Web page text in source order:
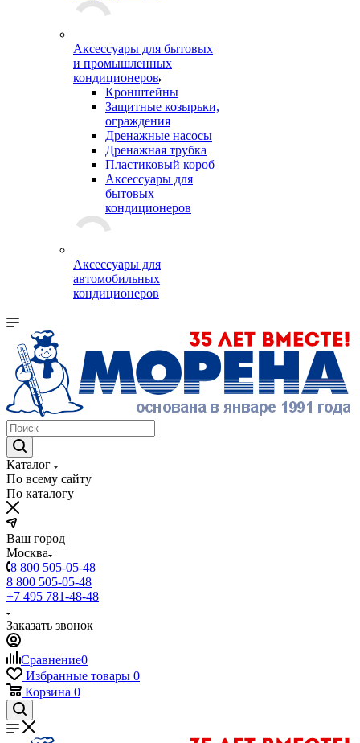
Аксессуары для бытовых
и промышленных
кондиционеров
Кронштейны
Защитные козырьки,
ограждения
Дренажные насосы
Дренажная трубка
Пластиковый короб
Аксессуары для
бытовых
кондиционеров
Аксессуары для
автомобильных
кондиционеров
Каталог
По всему сайту
По каталогу
Ваш город
Москва
8 800 505-05-48
8 800 505-05-48
+7 495 781-48-48
Заказать звонок
Сравнение0
Избранные товары 0
Корзина 0